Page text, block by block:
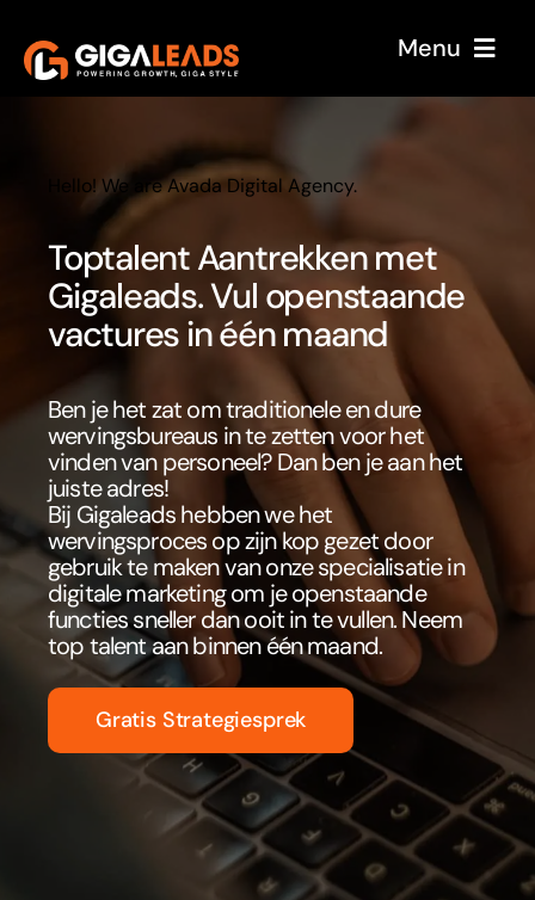
content
Menu
Home
Over ons
Onze service
Case Studies
Sectoren
Reviews
Blog
Hello! We are Avada Digital Agency.
Toptalent Aantrekken met
Gigaleads.Vul openstaande
vactures in één maand
Ben je het zat om traditionele en dure
wervingsbureaus in te zetten voor het
vinden van personeel? Dan ben je aan het
juiste adres!
Bij Gigaleads hebben we het
wervingsproces op zijn kop gezet door
gebruik te maken van onze specialisatie in
digitale marketing om je openstaande
functies sneller dan ooit in te vullen. Neem
top talent aan binnen één maand.
Gratis Strategiesprek